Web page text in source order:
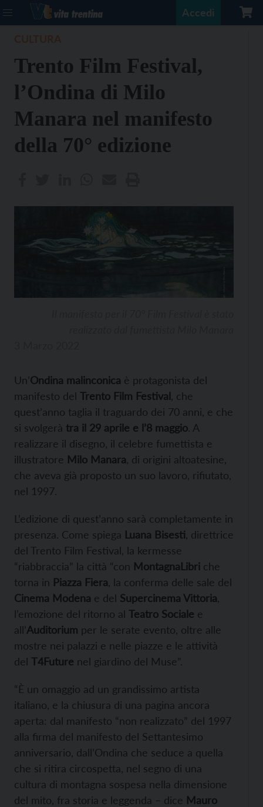
Accedi
Trento Film Festival,
l’Ondina di Milo
Manara nel manifesto
della 70° edizione
Un’Ondina malinconica è protagonista del
manifesto del Trento Film Festival , che
quest’anno taglia il traguardo dei 70 anni, e che
si svolgerà tra il 29 aprile e l’8 maggio. A
realizzare il disegno, il celebre fumettista e
illustratore Milo Manara , di origini altoatesine,
che aveva già proposto un suo lavoro, rifiutato,
nel 1997.
L’edizione di quest’anno sarà completamente in
presenza. Come spiega Luana Bisesti , direttrice
del Trento Film Festival, la kermesse
“riabbraccia” la città “con MontagnaLibri che
torna in Piazza Fiera , la conferma delle sale del
Cinema Modena e del Supercinema Vittoria
l’emozione del ritorno al Teatro Sociale e
all’Auditorium per le serate evento, oltre alle
mostre nei palazzi e nelle piazze e le attività
del T4Future nel giardino del Muse”.
“È un omaggio ad un grandissimo artista
italiano, e la chiusura di una pagina ancora
aperta: dal manifesto “non realizzato” del 1997
alla firma del manifesto del Settantesimo
anniversario, dall’Ondina che seduce a quella
che si ritira circospetta, nel segno di una
cultura di montagna sospesa nella dimensione
del mito, fra storia e leggenda – dice Mauro